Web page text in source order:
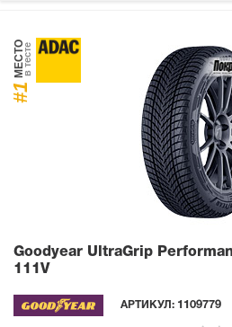
#1
МЕСТОв тесте
Goodyear UltraGrip
111V
АРТИКУЛ: 1109779